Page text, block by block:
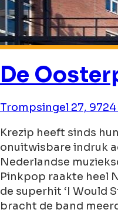
De
Trompsingel 27,
Krezip heeft sinds
onuitwisbare indruk
Nederlandse
Pinkpop raakte heel
de superhit ‘I Would
bracht de band